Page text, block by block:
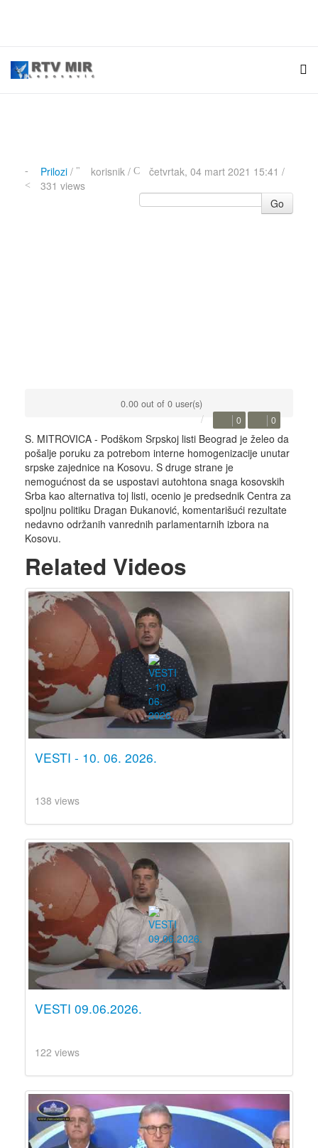
Prilozi/ korisnik /
četvrtak, 04 mart 2021 15:41 /
331 views
Go
0.00 out of 0 user(s)
0 0
S. MITROVICA - Podškom Srpskoj listi Beograd je želeo da
pošalje poruku za potrebom interne homogenizacije unutar
srpske zajednice na Kosovu. S druge strane je
nemogućnost da se uspostavi autohtona snaga kosovskih
Srba kao alternativa toj listi, ocenio je predsednik Centra za
spoljnu politiku Dragan Đukanović, komentarišući rezultate
nedavno održanih vanrednih parlamentarnih izbora na
Kosovu.
Related Videos
VESTI - 10. 06. 2026.
138 views
VESTI 09.06.2026.
122 views